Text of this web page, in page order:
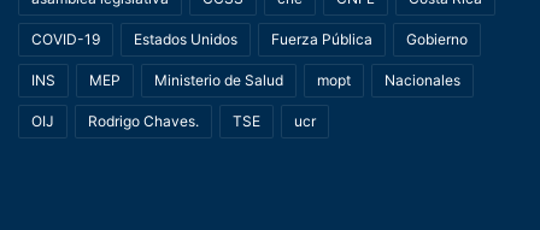
COVID-19 Estados Unidos Fuerza Pública Gobierno
INS MEP Ministerio de Salud mopt Nacionales
OIJ Rodrigo Chaves. TSE ucr